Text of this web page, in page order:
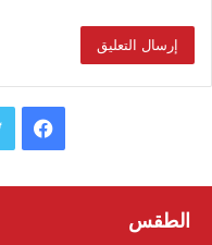
الطقس